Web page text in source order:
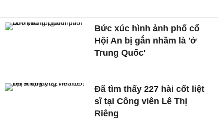
Bức xúc hình ảnh phố cổ
Hội An bị gắn nhầm là 'ở
Trung Quốc'
Đã tìm thấy 227 hài cốt liệt
sĩ tại Công viên Lê Thị
Riêng